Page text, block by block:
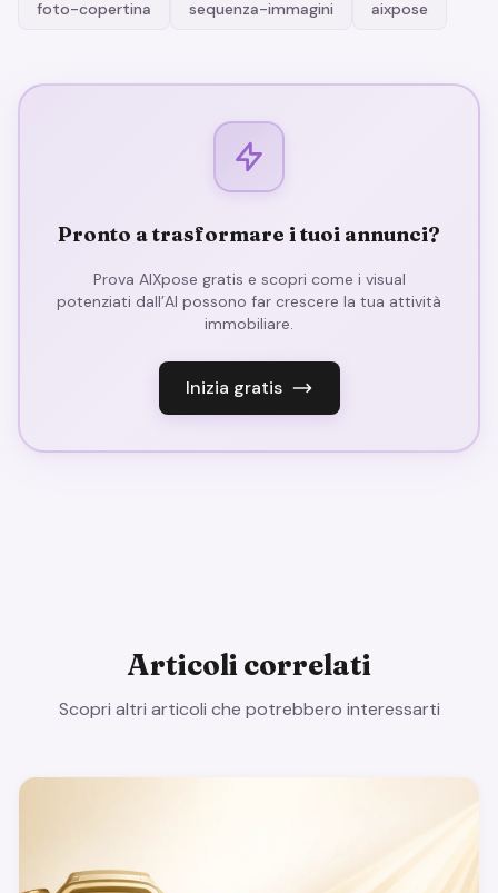
foto-copertina sequenza-immagini aixpose
Pronto a trasformare i tuoi annunci?
Prova AIXpose gratis e scopri come i visual
potenziati dall’AI possono far crescere la tua attività
immobiliare.
Inizia gratis
Articoli correlati
Scopri altri articoli che potrebbero interessarti